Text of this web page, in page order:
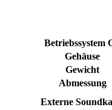
Betriebssystem
Gehäuse
Gewicht
Abmessung
Externe